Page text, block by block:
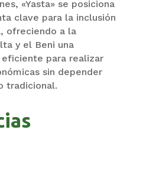
«Yasta» se posiciona
clave para la inclusión
ofreciendo a la
y el Beni una
para realizar
sin depender
tradicional.